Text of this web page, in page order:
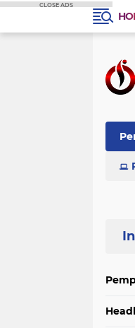
CLOSE ADS